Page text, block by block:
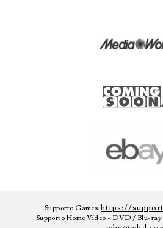
Supporto Games:https://
Supporto Home Video - DVD / Blu-